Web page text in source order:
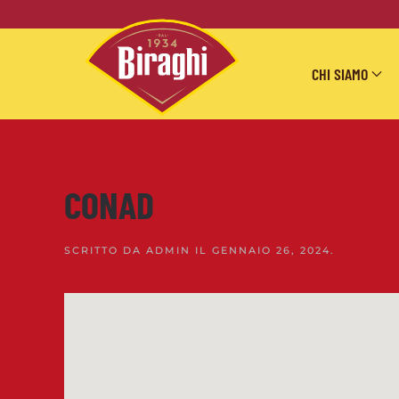
Skip to main content
CHI SIAMO
CONAD
SCRITTO DA ADMIN IL GENNAIO 26, 2024.